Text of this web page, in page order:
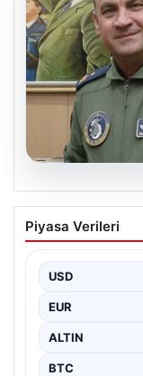
05.08.2026
Rafet
Hava
Türkiye’nin
Yüksek…
Piyasa Verileri
USD
EUR
ALTIN
BTC